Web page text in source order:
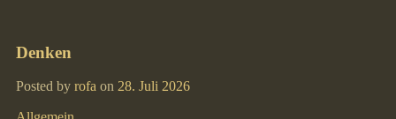
Denken
Posted byrofa on 28. Juli 2026